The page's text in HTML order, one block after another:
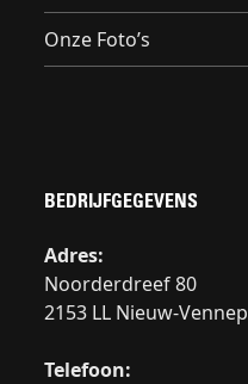
Onze Foto’s
BEDRIJFGEGEVENS
Adres:
Noorderdreef 80
2153 LL Nieuw-Vennep
Telefoon: